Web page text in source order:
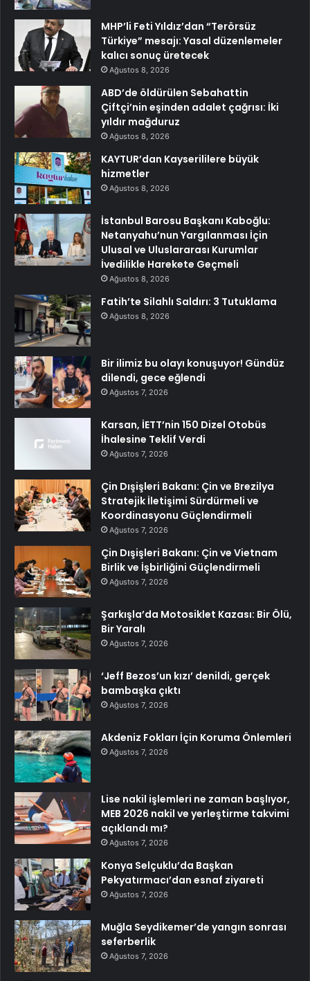
MHP’li Feti Yıldız’dan “Terörsüz
Türkiye” mesajı: Yasal düzenlemeler
kalıcı sonuç üretecek
Ağustos 8, 2026
ABD’de öldürülen Sebahattin
Çiftçi’nin eşinden adalet çağrısı: İki
yıldır mağduruz
Ağustos 8, 2026
KAYTUR’dan Kayserililere büyük
hizmetler
Ağustos 8, 2026
İstanbul Barosu Başkanı Kaboğlu:
Netanyahu’nun Yargılanması İçin
Ulusal ve Uluslararası Kurumlar
İvedilikle Harekete Geçmeli
Ağustos 8, 2026
Fatih’te Silahlı Saldırı: 3 Tutuklama
Ağustos 8, 2026
Bir ilimiz bu olayı konuşuyor! Gündüz
dilendi, gece eğlendi
Ağustos 7, 2026
Karsan, İETT’nin 150 Dizel Otobüs
İhalesine Teklif Verdi
Ağustos 7, 2026
Çin Dışişleri Bakanı: Çin ve Brezilya
Stratejik İletişimi Sürdürmeli ve
Koordinasyonu Güçlendirmeli
Ağustos 7, 2026
Çin Dışişleri Bakanı: Çin ve Vietnam
Birlik ve İşbirliğini Güçlendirmeli
Ağustos 7, 2026
Şarkışla’da Motosiklet Kazası: Bir Ölü,
Bir Yaralı
Ağustos 7, 2026
‘Jeff Bezos’un kızı’ denildi, gerçek
bambaşka çıktı
Ağustos 7, 2026
Akdeniz Fokları İçin Koruma Önlemleri
Ağustos 7, 2026
Lise nakil işlemleri ne zaman başlıyor,
MEB 2026 nakil ve yerleştirme takvimi
açıklandı mı?
Ağustos 7, 2026
Konya Selçuklu’da Başkan
Pekyatırmacı’dan esnaf ziyareti
Ağustos 7, 2026
Muğla Seydikemer’de yangın sonrası
seferberlik
Ağustos 7, 2026